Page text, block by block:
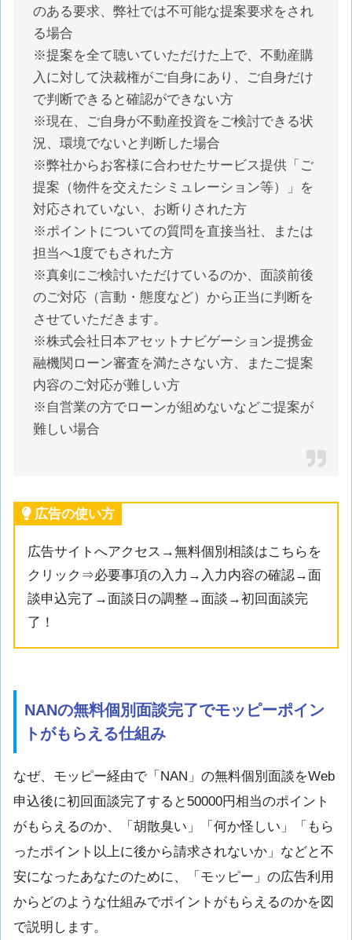
のある要求、弊社では不可能な提案要求をされ
る場合
※提案を全て聴いていただけた上で、不動産購
入に対して決裁権がご自身にあり、ご自身だけ
で判断できると確認ができない方
※現在、ご自身が不動産投資をご検討できる状
況、環境でないと判断した場合
※弊社からお客様に合わせたサービス提供「ご
提案（物件を交えたシミュレーション等）」を
対応されていない、お断りされた方
※ポイントについての質問を直接当社、または
担当へ1度でもされた方
※真剣にご検討いただけているのか、面談前後
のご対応（言動・態度など）から正当に判断を
させていただきます。
※株式会社日本アセットナビゲーション提携金
融機関ローン審査を満たさない方、またご提案
内容のご対応が難しい方
※自営業の方でローンが組めないなどご提案が
難しい場合
広告の使い方
広告サイトへアクセス→無料個別相談はこちらを
クリック⇒必要事項の入力→入力内容の確認→面
談申込完了→面談日の調整→面談→初回面談完
了！
NANの無料個別面談完了でモッピーポイン
トがもらえる仕組み
なぜ、モッピー経由で「NAN」の無料個別面談をWeb
申込後に初回面談完了すると50000円相当のポイント
がもらえるのか、「胡散臭い」「何か怪しい」「もら
ったポイント以上に後から請求されないか」などと不
安になったあなたのために、「モッピー」の広告利用
からどのような仕組みでポイントがもらえるのかを図
で説明します。